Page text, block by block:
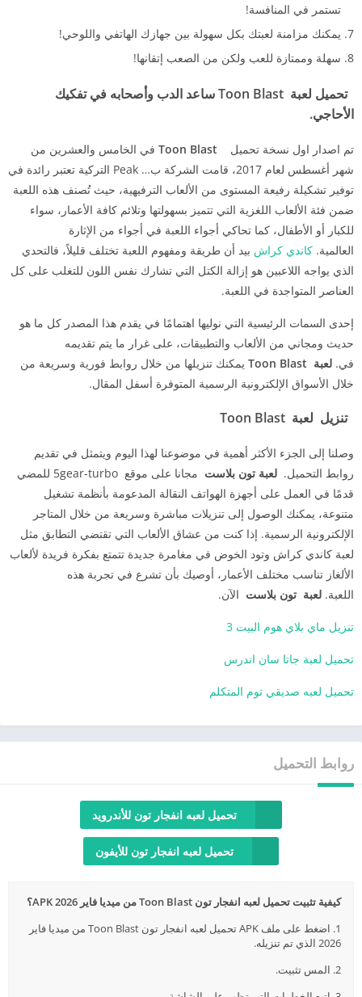
تستمر في المنافسة!
يمكنك مزامنة لعبتك بكل سهولة بين جهازك الهاتفي واللوحي!
سهلة وممتازة للعب ولكن من الصعب إتقانها!
تحميل لعبة
ساعد الدب وأصحابه في تفكيك
الأحاجي.
تم اصدار اول نسخة تحميل
في الخامس والعشرين من
شهر أغسطس لعام 2017، قامت الشركة ب… Peak التركية تعتبر رائدة في
توفير تشكيلة رفيعة المستوى من الألعاب الترفيهية، حيث تُصنف هذه اللعبة
ضمن فئة الألعاب اللغزية التي تتميز بسهولتها وتلائم كافة الأعمار، سواء
للكبار أو الأطفال، كما تحاكي أجواء اللعبة في أجواء من الإثارة
العالمية. كاندي كراش بيد أن طريقة ومفهوم اللعبة تختلف قليلاً، فالتحدي
الذي يواجه اللاعبين هو إزالة الكتل التي تشارك نفس اللون للتغلب على كل
العناصر المتواجدة في اللعبة.
إحدى السمات الرئيسية التي نوليها اهتمامًا في يقدم هذا المصدر كل ما هو
حديث ومجاني من الألعاب والتطبيقات، على غرار ما يتم تقديمه
في. لعبة
يمكنك تنزيلها من خلال روابط فورية وسريعة من
خلال الأسواق الإلكترونية الرسمية المتوفرة أسفل المقال.
تنزيل لعبة
وصلنا إلى الجزء الأكثر أهمية في موضوعنا لهذا اليوم ويتمثل في تقديم
روابط التحميل. لعبة تون بلاست
مجانا على موقع 5gear-turbo للمضي
قدمًا في العمل على أجهزة الهواتف النقالة المدعومة بأنظمة تشغيل
متنوعة، يمكنك الوصول إلى تنزيلات مباشرة وسريعة من خلال المتاجر
الإلكترونية الرسمية. إذا كنت من عشاق الألعاب التي تقتضي التطابق مثل
لعبة كاندي كراش وتود الخوض في مغامرة جديدة تتمتع بفكرة فريدة لألعاب
الألغاز تناسب مختلف الأعمار، أوصيك بأن تشرع في تجربة هذه
اللعبة. لعبة تون بلاست الآن.
تنزيل ماي بلاي هوم البيت 3
تحميل لعبة جاتا سان اندرس
تحميل لعبه صديقي توم المتكلم
روابط التحميل
تحميل لعبه انفجار تون للأندرويد
تحميل لعبه انفجار تون للأيفون
كيفية تثبيت تحميل لعبه انفجار تون Toon Blast من ميديا فاير 2026 APK؟
1. اضغط على ملف APK تحميل لعبه انفجار تون Toon Blast من ميديا فاير
2026 الذي تم تنزيله.
2. المس تثبيت.